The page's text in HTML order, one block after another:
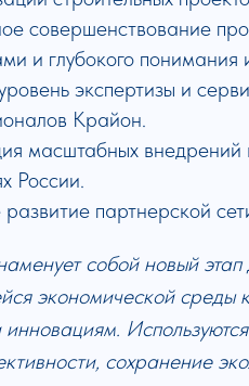
совершенствование
и глубокого понимания
экспертизы и
Крайон.
масштабных внедрений
России.
партнерской
собой новый
экономической среды
сохранение